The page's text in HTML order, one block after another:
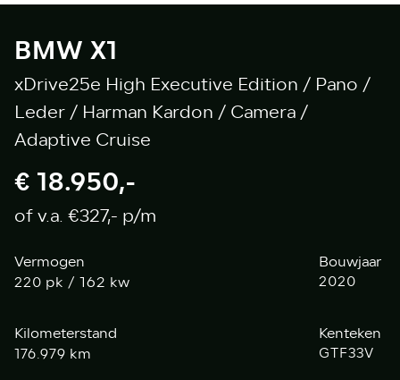
BMW X1
xDrive25e High Executive Edition / Pano /
Leder / Harman Kardon / Camera /
Adaptive Cruise
€ 18.950,-
of v.a. €327,- p/m
Vermogen
220 pk / 162 kw
Bouwjaar
2020
Kilometerstand
176.979 km
Kenteken
GTF33V